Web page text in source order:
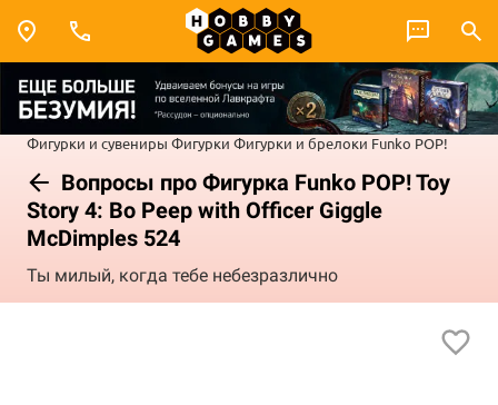
Фигурки и сувениры Фигурки Фигурки и брелоки Funko POP!
Вопросы про Фигурка Funko POP! Toy
Story 4: Bo Peep with Officer Giggle
McDimples 524
Ты милый, когда тебе небезразлично